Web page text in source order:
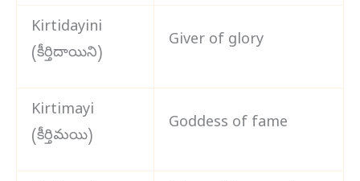
Kirtidayini
(కీర్తిదాయిని)
Giver of glory
Kirtimayi
(కీర్తిమయి)
Goddess of fame